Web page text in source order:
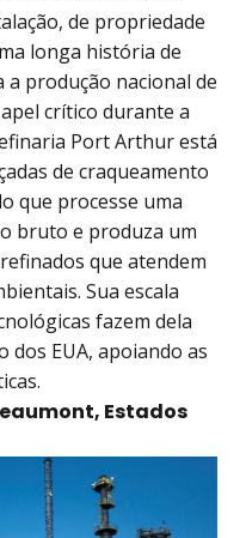
de propriedade
longa história de
produção nacional de
crítico durante a
Port Arthur está
de craqueamento
que processe uma
bruto e produza um
que atendem
Sua escala
fazem dela
EUA, apoiando as
Estados